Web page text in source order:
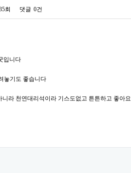
회 댓글 0건
입니다
놓기도 좋습니다
라 천연대리석이라 기스도없고 튼튼하고 좋아요